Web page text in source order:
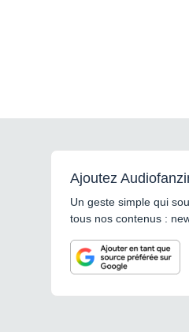
Ajoutez
Un geste simple qui
tous nos contenus :